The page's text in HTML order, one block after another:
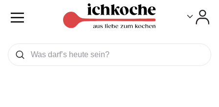
Was wollen Sie suchen
Suchen